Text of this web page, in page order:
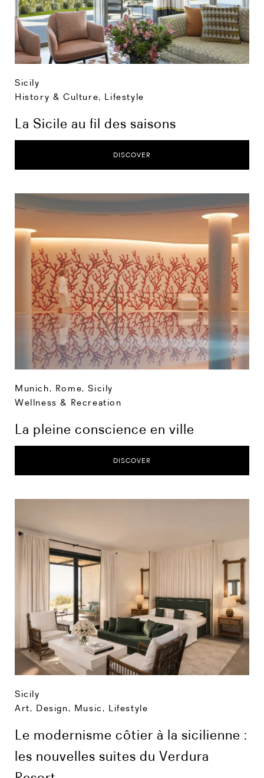
Sicily
History & Culture, Lifestyle
La Sicile au fil des saisons
DISCOVER
Munich, Rome,Sicily
Wellness & Recreation
La pleine conscience en ville
DISCOVER
Sicily
Art, Design, Music , Lifestyle
Le modernisme côtier à la sicilienne :
les nouvelles suites du Verdura